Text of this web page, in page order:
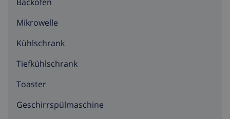
Flughafenservice
Haushalt, Wäscheservice und Babysitterservice
Sportaktivitäten
Tennis (innerhalb von 5 Kilometern der Villa)
Golf und Pferdesport (innerhalb von 10 Kilometern
Backofen
Mikrowelle
Kühlschrank
Tiefkühlschrank
Toaster
Geschirrspülmaschine